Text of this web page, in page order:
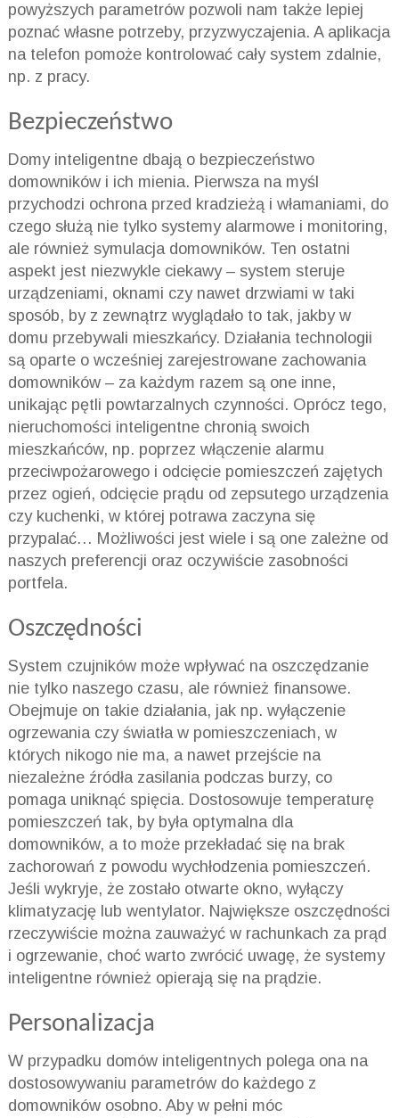
powyższych parametrów pozwoli nam także lepiej
poznać własne potrzeby, przyzwyczajenia. A aplikacja
na telefon pomoże kontrolować cały system zdalnie,
np. z pracy.
Bezpieczeństwo
Domy inteligentne dbają o bezpieczeństwo
domowników i ich mienia. Pierwsza na myśl
przychodzi ochrona przed kradzieżą i włamaniami, do
czego służą nie tylko systemy alarmowe i monitoring,
ale również symulacja domowników. Ten ostatni
aspekt jest niezwykle ciekawy – system steruje
urządzeniami, oknami czy nawet drzwiami w taki
sposób, by z zewnątrz wyglądało to tak, jakby w
domu przebywali mieszkańcy. Działania technologii
są oparte o wcześniej zarejestrowane zachowania
domowników – za każdym razem są one inne,
unikając pętli powtarzalnych czynności. Oprócz tego,
nieruchomości inteligentne chronią swoich
mieszkańców, np. poprzez włączenie alarmu
przeciwpożarowego i odcięcie pomieszczeń zajętych
przez ogień, odcięcie prądu od zepsutego urządzenia
czy kuchenki, w której potrawa zaczyna się
przypalać… Możliwości jest wiele i są one zależne od
naszych preferencji oraz oczywiście zasobności
portfela.
Oszczędności
System czujników może wpływać na oszczędzanie
nie tylko naszego czasu, ale również finansowe.
Obejmuje on takie działania, jak np. wyłączenie
ogrzewania czy światła w pomieszczeniach, w
których nikogo nie ma, a nawet przejście na
niezależne źródła zasilania podczas burzy, co
pomaga uniknąć spięcia. Dostosowuje temperaturę
pomieszczeń tak, by była optymalna dla
domowników, a to może przekładać się na brak
zachorowań z powodu wychłodzenia pomieszczeń.
Jeśli wykryje, że zostało otwarte okno, wyłączy
klimatyzację lub wentylator. Największe oszczędności
rzeczywiście można zauważyć w rachunkach za prąd
i ogrzewanie, choć warto zwrócić uwagę, że systemy
inteligentne również opierają się na prądzie.
Personalizacja
W przypadku domów inteligentnych polega ona na
dostosowywaniu parametrów do każdego z
domowników osobno. Aby w pełni móc